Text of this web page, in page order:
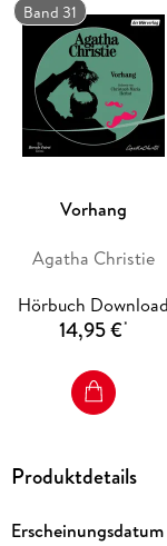
Band 31
Vorhang
Agatha Christie
Hörbuch Download
14,95 €*
Produktdetails
Erscheinungsdatum